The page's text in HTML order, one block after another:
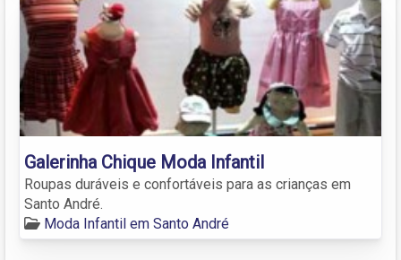
Galerinha Chique Moda Infantil
Roupas duráveis e confortáveis para as crianças em
Santo André.
Moda Infantil em Santo André